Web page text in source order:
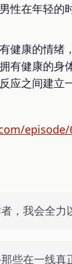
性在年轻
健康的情绪
有健康的身
应之间建立
episode/
，我会全力
些在一线真